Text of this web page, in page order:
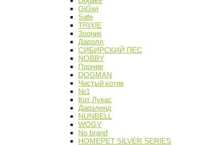
GiGwi
Safe
TRIXIE
Зооник
Дарэлл
СИБИРСКИЙ ПЕС
NOBBY
Прочие
DOGMAN
Чистый котик
№1
Кот Лукас
Дарэленд
NUNBELL
WOGY
No brand
HOMEPET SILVER SERIES